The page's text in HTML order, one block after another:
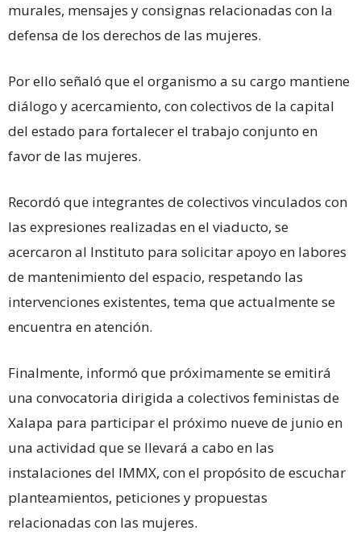
murales, mensajes y consignas relacionadas con la
defensa de los derechos de las mujeres.
Por ello señaló que el organismo a su cargo mantiene
diálogo y acercamiento, con colectivos de la capital
del estado para fortalecer el trabajo conjunto en
favor de las mujeres.
Recordó que integrantes de colectivos vinculados con
las expresiones realizadas en el viaducto, se
acercaron al Instituto para solicitar apoyo en labores
de mantenimiento del espacio, respetando las
intervenciones existentes, tema que actualmente se
encuentra en atención.
Finalmente, informó que próximamente se emitirá
una convocatoria dirigida a colectivos feministas de
Xalapa para participar el próximo nueve de junio en
una actividad que se llevará a cabo en las
instalaciones del IMMX, con el propósito de escuchar
planteamientos, peticiones y propuestas
relacionadas con las mujeres.